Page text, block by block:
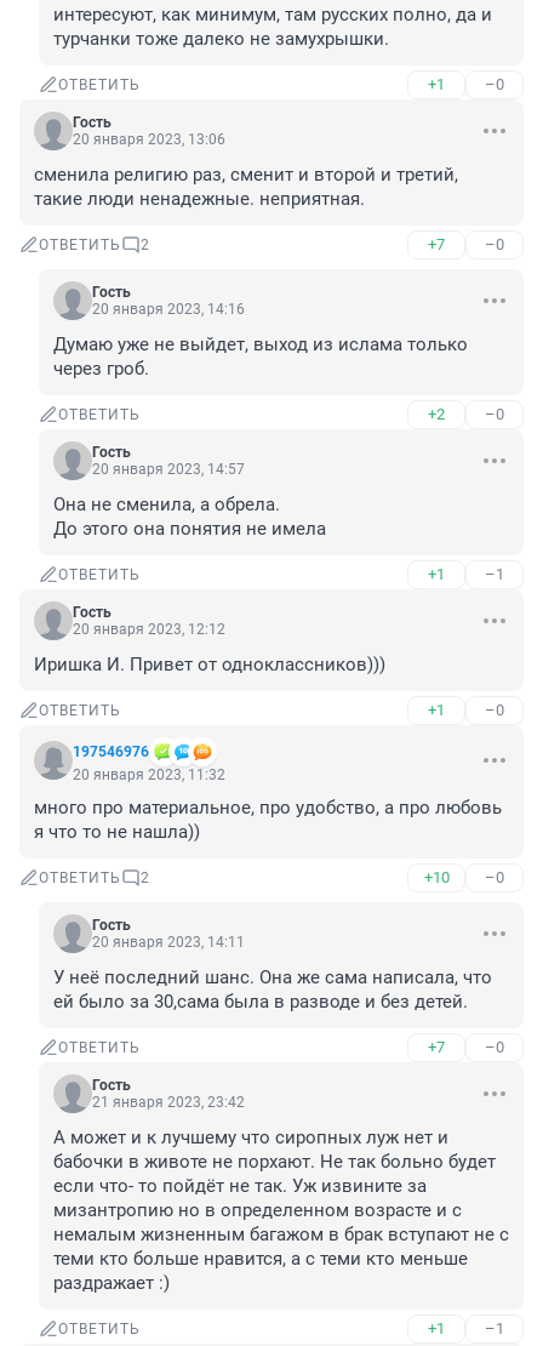
интересуют, как минимум, там русских полно, да и
турчанки тоже далеко не замухрышки.
ОТВЕТИТЬ +1 –0
Гость
20 января 2023, 13:06
сменила религию раз, сменит и второй и третий,
такие люди ненадежные. неприятная.
ОТВЕТИТЬ 2 +7 –0
Гость
20 января 2023, 14:16
Думаю уже не выйдет, выход из ислама только
через гроб.
ОТВЕТИТЬ +2 –0
Гость
20 января 2023, 14:57
Она не сменила, а обрела.
До этого она понятия не имела
ОТВЕТИТЬ +1 –1
Гость
20 января 2023, 12:12
Иришка И. Привет от одноклассников)))
ОТВЕТИТЬ +1 –0
197546976
20 января 2023, 11:32
много про материальное, про удобство, а про любовь
я что то не нашла))
ОТВЕТИТЬ 2 +10 –0
Гость
20 января 2023, 14:11
У неё последний шанс. Она же сама написала, что
ей было за 30,сама была в разводе и без детей.
ОТВЕТИТЬ +7 –0
Гость
21 января 2023, 23:42
А может и к лучшему что сиропных луж нет и
бабочки в животе не порхают. Не так больно будет
если что- то пойдёт не так. Уж извините за
мизантропию но в определенном возрасте и с
немалым жизненным багажом в брак вступают не с
теми кто больше нравится, а с теми кто меньше
раздражает :)
ОТВЕТИТЬ +1 –1